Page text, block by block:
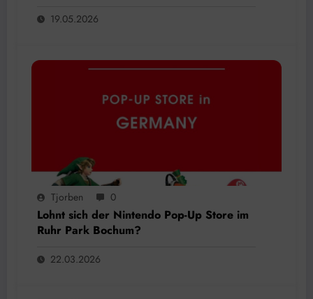
19.05.2026
Tjorben 0
Lohnt sich der Nintendo Pop-Up Store im
Ruhr Park Bochum?
22.03.2026